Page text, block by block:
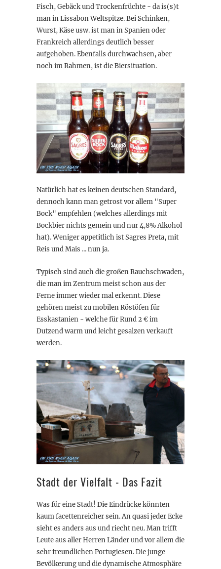
Fisch, Gebäck und Trockenfrüchte - da is(s)t
man in Lissabon Weltspitze. Bei Schinken,
Wurst, Käse usw. ist man in Spanien oder
Frankreich allerdings deutlich besser
aufgehoben. Ebenfalls durchwachsen, aber
noch im Rahmen, ist die Biersituation.
Natürlich hat es keinen deutschen Standard,
dennoch kann man getrost vor allem "Super
Bock" empfehlen (welches allerdings mit
Bockbier nichts gemein und nur 4,8% Alkohol
hat). Weniger appetitlich ist Sagres Preta, mit
Reis und Mais ... nun ja.
Typisch sind auch die großen Rauchschwaden,
die man im Zentrum meist schon aus der
Ferne immer wieder mal erkennt. Diese
gehören meist zu mobilen Röstöfen für
Esskastanien - welche für Rund 2 € im
Dutzend warm und leicht gesalzen verkauft
werden.
Stadt der Vielfalt - Das Fazit
Was für eine Stadt! Die Eindrücke könnten
kaum facettenreicher sein. An quasi jeder Ecke
sieht es anders aus und riecht neu. Man trifft
Leute aus aller Herren Länder und vor allem die
sehr freundlichen Portugiesen. Die junge
Bevölkerung und die dynamische Atmosphäre